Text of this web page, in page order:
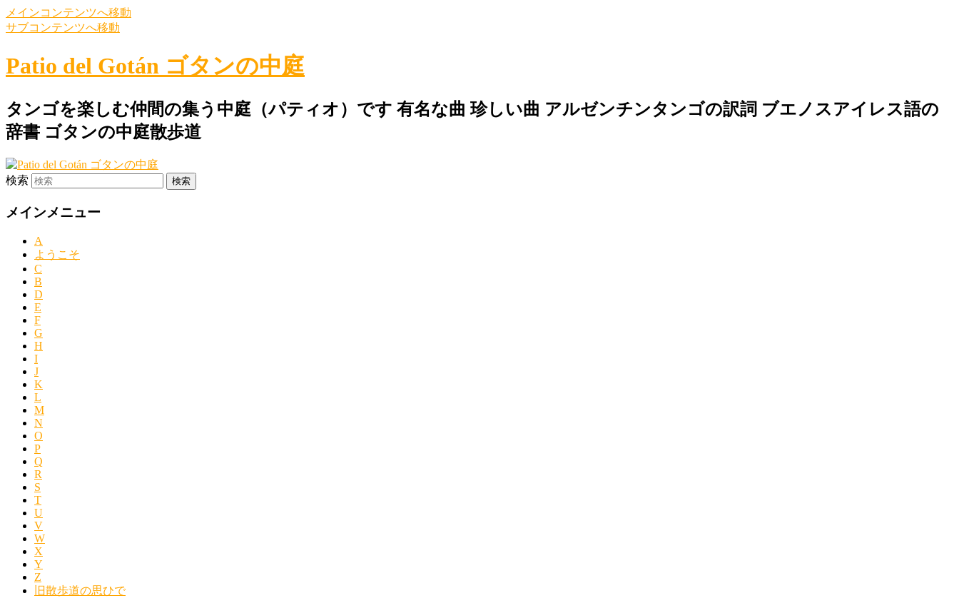
メインコンテンツへ移動
サブコンテンツへ移動
Patio del Gotán ゴタンの中庭
タンゴを楽しむ仲間の集う中庭（パティオ）です 有名な曲 珍しい曲 アルゼンチンタンゴの訳詞 ブエノスアイレス語の
辞書 ゴタンの中庭散歩道
検索
メインメニュー
A
ようこそ
C
B
D
E
F
G
H
I
J
K
L
M
N
O
P
Q
R
S
T
U
V
W
X
Y
Z
旧散歩道の思ひで